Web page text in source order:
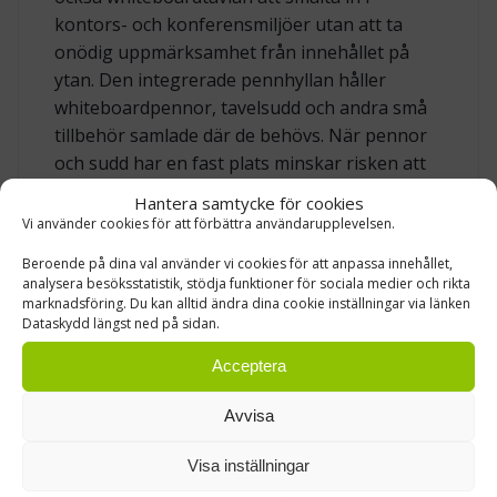
Hantera samtycke för cookies
Vi använder cookies för att förbättra användarupplevelsen.
Beroende på dina val använder vi cookies för att anpassa innehållet,
analysera besöksstatistik, stödja funktioner för sociala medier och rikta
marknadsföring. Du kan alltid ändra dina cookie inställningar via länken
Dataskydd längst ned på sidan.
Acceptera
Avvisa
Visa inställningar
kontors- och konferensmiljöer utan att ta
onödig uppmärksamhet från innehållet på
ytan. Den integrerade pennhyllan håller
whiteboardpennor, tavelsudd och andra små
tillbehör samlade där de behövs. När pennor
och sudd har en fast plats minskar risken att
snabbare att börja använda.
MONTERING LIGGANDE ELLER STÅENDE
Whiteboardtavlan kan monteras både
liggande och stående. Liggande montering
passar bra när tavlan ska användas som
idéyta, projekttavla eller större mötesyta där
vänster till höger. Det är också ett naturligt val